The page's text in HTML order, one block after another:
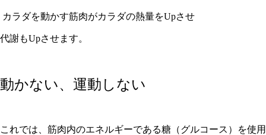
カラダを動かす筋肉がカラダの熱量をUpさせ
代謝もUpさせます。
動かない、運動しない
これでは、筋肉内のエネルギーである糖（グルコース）を使用